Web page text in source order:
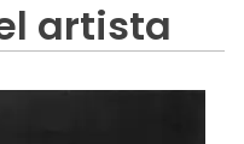
artista